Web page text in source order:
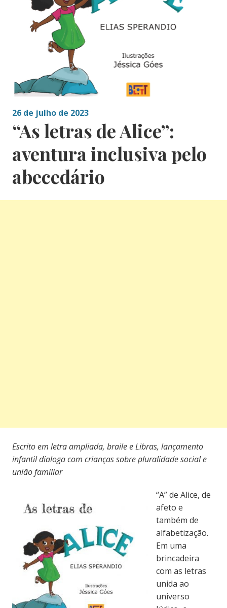
26 de julho de 2023
“As letras de Alice”:
aventura inclusiva pelo
abecedário
Escrito em letra ampliada, braile e Libras, lançamento
infantil dialoga com crianças sobre pluralidade social e
união familiar
“A” de Alice, de
afeto e
também de
alfabetização.
Em uma
brincadeira
com as letras
unida ao
universo